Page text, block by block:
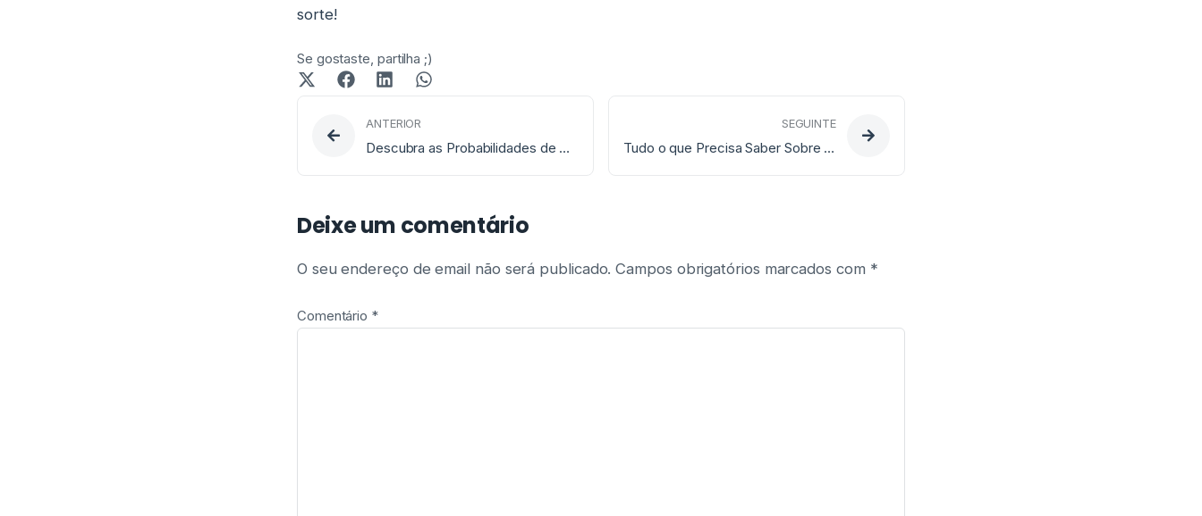
sorte!
Se gostaste, partilha ;)
ANTERIOR
Descubra as Probabilidades de Ganhar no Euromilhões e Como Melhorá-las
SEGUINTE
Tudo o que Precisa Saber Sobre os Prémios da Lotaria Clássica
Deixe um comentário
O seu endereço de email não será publicado. Campos obrigatórios marcados com *
Comentário *